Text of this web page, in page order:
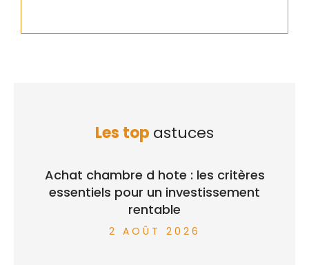
Les top astuces
Achat chambre d hote : les critères
essentiels pour un investissement
rentable
2 AOÛT 2026